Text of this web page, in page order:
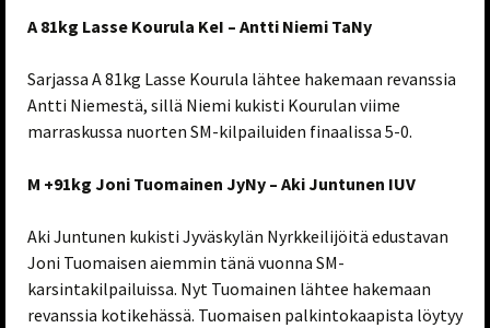
A 81kg Lasse Kourula KeI – Antti Niemi TaNy
Sarjassa A 81kg Lasse Kourula lähtee hakemaan revanssia
Antti Niemestä, sillä Niemi kukisti Kourulan viime
marraskussa nuorten SM-kilpailuiden finaalissa 5-0.
M +91kg Joni Tuomainen JyNy – Aki Juntunen IUV
Aki Juntunen kukisti Jyväskylän Nyrkkeilijöitä edustavan
Joni Tuomaisen aiemmin tänä vuonna SM-
karsintakilpailuissa. Nyt Tuomainen lähtee hakemaan
revanssia kotikehässä. Tuomaisen palkintokaapista löytyy